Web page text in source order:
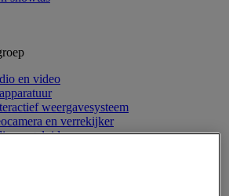
en video
weergavesysteem
en verrekijker
en geluidsopname